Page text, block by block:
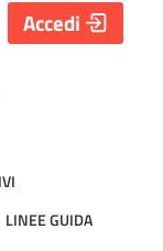
LINEE GUIDA
Accedi